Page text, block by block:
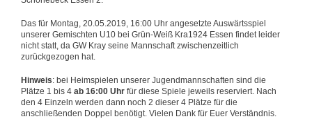
Das für Montag, 20.05.2019, 16:00 Uhr angesetzte Auswärtsspiel
unserer Gemischten U10 bei Grün-Weiß Kra1924 Essen findet leider
nicht statt, da GW Kray seine Mannschaft zwischenzeitlich
zurückgezogen hat.
Hinweis: bei Heimspielen unserer Jugendmannschaften sind die
Plätze 1 bis 4 ab 16:00 Uhr für diese Spiele jeweils reserviert. Nach
den 4 Einzeln werden dann noch 2 dieser 4 Plätze für die
anschließenden Doppel benötigt. Vielen Dank für Euer Verständnis.